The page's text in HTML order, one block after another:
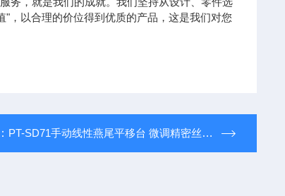
，以合理的价位得到优质的产品，这是我们对您
PT-SD71手动线性燕尾平移台 微调精密丝杆滑台